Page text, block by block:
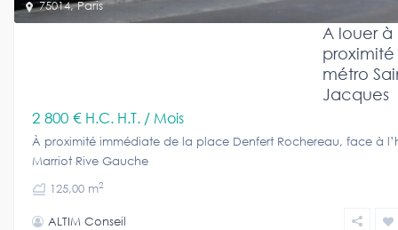
75014,Paris
A louer à
métro
Jacques
2 800 € H.C. H.T. / Mois
À proximité immédiate de la place Denfert Rochereau, face à
Marriot Rive Gauche
125,00 m2
ALTIM Conseil